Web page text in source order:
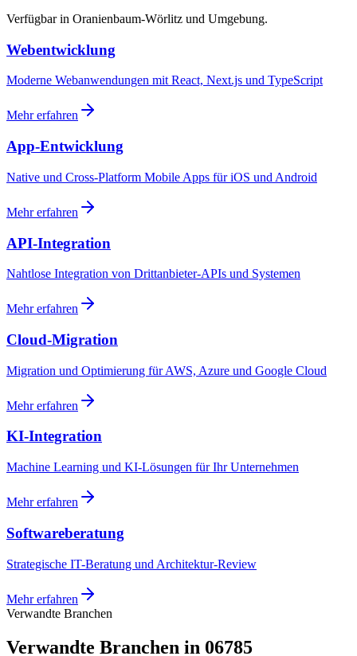
Verfügbar in Oranienbaum-Wörlitz und Umgebung.
Webentwicklung
Moderne Webanwendungen mit React, Next.js und TypeScript
Mehr erfahren
App-Entwicklung
Native und Cross-Platform Mobile Apps für iOS und Android
Mehr erfahren
API-Integration
Nahtlose Integration von Drittanbieter-APIs und Systemen
Mehr erfahren
Cloud-Migration
Migration und Optimierung für AWS, Azure und Google Cloud
Mehr erfahren
KI-Integration
Machine Learning und KI-Lösungen für Ihr Unternehmen
Mehr erfahren
Softwareberatung
Strategische IT-Beratung und Architektur-Review
Mehr erfahren
Verwandte Branchen
Verwandte Branchen in 06785